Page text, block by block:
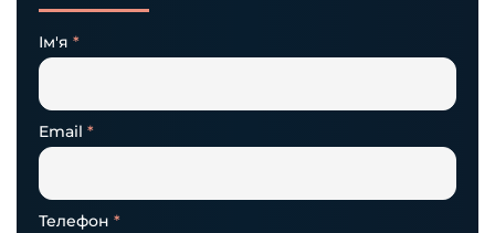
Ім'я *
Email *
Телефон *